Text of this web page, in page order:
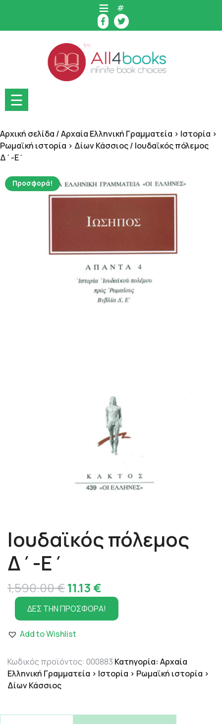
content
#
☰
Αρχική σελίδα /Αρχαία Ελληνική Γραμματεία > Ιστορία >
Ρωμαϊκή ιστορία > Δίων Κάσσιος/ Ιουδαϊκός πόλεμος
Δ΄-Ε΄
Προσφορά!
Ιουδαϊκός πόλεμος
Δ΄-Ε΄
1,590.00€Original
price
was:
1,590.00 €.
11.13 €
τρέχουσα
τιμή
11.13 €.
ΔΕΣ ΤΗΝ ΠΡΟΣΦΟΡΑ!
Add to Wishlist
Κωδικός προϊόντος: 000883 Κατηγορία: Αρχαία
Ελληνική Γραμματεία > Ιστορία > Ρωμαϊκή ιστορία >
Δίων Κάσσιος